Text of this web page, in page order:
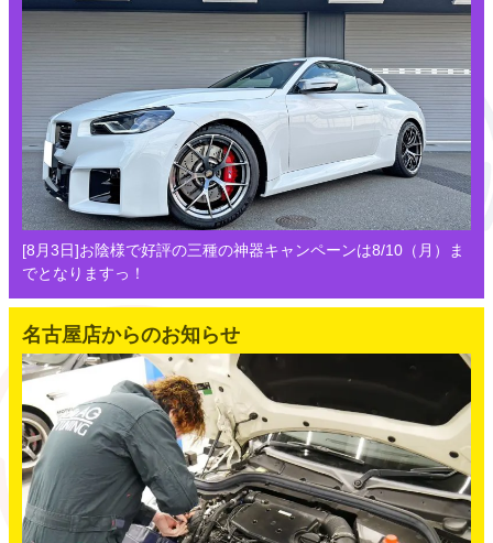
[8月3日]お陰様で好評の三種の神器キャンペーンは8/10（月）ま
でとなりますっ！
名古屋店からのお知らせ